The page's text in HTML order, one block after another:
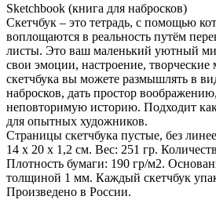
Sketchbook (книга для набросков)
Скетчбук – это тетрадь, с помощью
воплощаются в реальность путём
листы. Это ваш маленький уютный
свои эмоции, настроение,
скетчбука вы можете размышлять в
набросков, дать простор
неповторимую историю. Подходит
для опытных художников.
Страницы скетчбука пустые, без
14 х 20 х 1,2 см. Вес: 251 гр.
Плотность бумаги: 190 гр/м2.
толщиной 1 мм. Каждый скетчбук
Произведено в России.